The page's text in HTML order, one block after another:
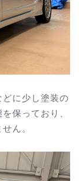
に少し塗装の
保っており、
ん。